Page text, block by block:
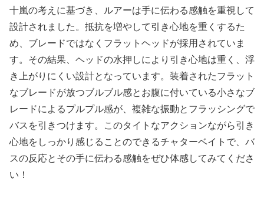
十嵐の考えに基づき、ルアーは手に伝わる感触を重視して
設計されました。抵抗を増やして引き心地を重くするた
め、ブレードではなくフラットヘッドが採用されていま
す。その結果、ヘッドの水押しにより引き心地は重く、浮
き上がりにくい設計となっています。装着されたフラット
なブレードが放つブルブル感とお腹に付いている小さなブ
レードによるプルプル感が、複雑な振動とフラッシングで
バスを引きつけます。このタイトなアクションながら引き
心地をしっかり感じることのできるチャターベイトで、バ
スの反応とその手に伝わる感触をぜひ体感してみてくださ
い！